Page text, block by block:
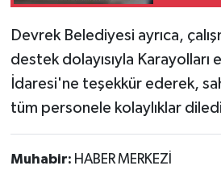
Devrek Belediyesi ayrıca,
destek dolayısıyla Karayolları
İdaresi'ne teşekkür ederek,
tüm personele kolaylıklar
Muhabir: HABER MERKEZİ